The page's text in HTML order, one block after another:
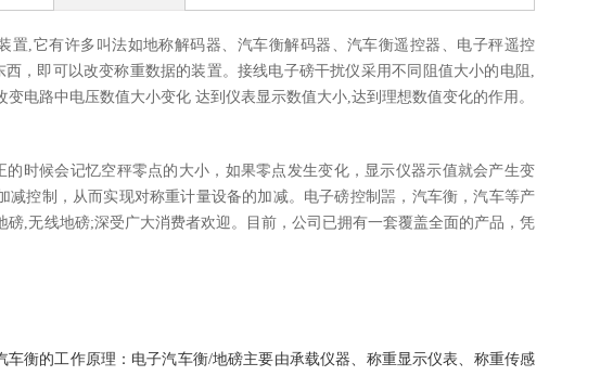
置,它有许多叫法如地称解码器、汽车衡解码器、汽车衡遥控器、电子秤遥控
，即可以改变称重数据的装置。接线电子磅干扰仪采用不同阻值大小的电阻,
电路中电压数值大小变化 达到仪表显示数值大小,达到理想数值变化的作用。
时候会记忆空秤零点的大小，如果零点发生变化，显示仪器示值就会产生变
控制，从而实现对称重计量设备的加减。电子磅控制噐，汽车衡，汽车等产
,无线地磅;深受广大消费者欢迎。目前，公司已拥有一套覆盖全面的产品，凭
衡的工作原理：电子汽车衡/地磅主要由承载仪器、称重显示仪表、称重传感